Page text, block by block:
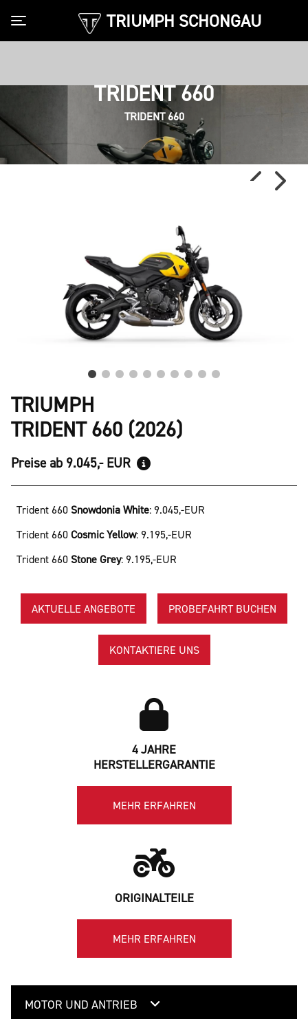
TRIUMPH SCHONGAU
Toggle navigation
TRIDENT 660
TRIDENT 660
TRIUMPH
TRIDENT 660 (2026)
Preise ab 9.045,- EUR
Trident 660 Snowdonia White: 9.045,-EUR
Trident 660 Cosmic Yellow: 9.195,-EUR
Trident 660 Stone Grey: 9.195,-EUR
PROBEFAHRT BUCHEN
AKTUELLE ANGEBOTE
KONTAKTIERE UNS
4 JAHRE
HERSTELLERGARANTIE
MEHR ERFAHREN
ORIGINALTEILE
MEHR ERFAHREN
MOTOR UND ANTRIEB